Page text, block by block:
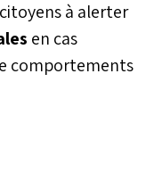
à alerter
en cas
comportements